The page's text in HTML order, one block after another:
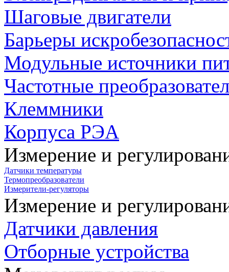
Шаговые двигатели
Барьеры
Модульные источники
Частотные
Клеммники
Корпуса РЭА
Измерение и
Датчики температуры
Термопреобразователи
Измерители-регуляторы
Измерение и
Датчики давления
Отборные устройства